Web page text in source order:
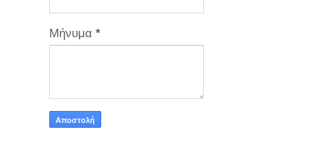
Μήνυμα *